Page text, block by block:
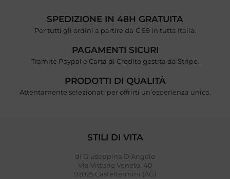
SPEDIZIONE IN 48H GRATUITA
Per tutti gli ordini a partire da € 99 in tutta Italia.
PAGAMENTI SICURI
Tramite Paypal e Carta di Credito gestita da Stripe.
PRODOTTI DI QUALITÀ
Attentamente selezionati per offrirti un’esperienza unica.
STILI DI VITA
di Giuseppina D’Angelo
Via Vittorio Veneto, 40
92025 Casteltermini (AG)